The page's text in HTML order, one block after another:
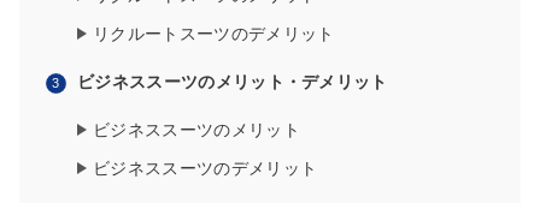
リクルートスーツのデメリット
ビジネススーツのメリット・デメリット
ビジネススーツのメリット
ビジネススーツのデメリット